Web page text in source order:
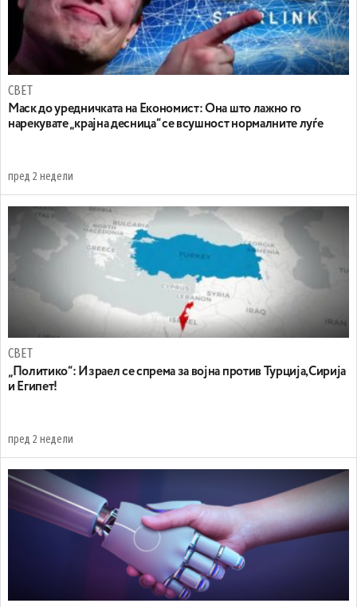
СВЕТ
Маск до уредничката на Економист: Она што лажно го
нарекувате „крајна десница“ се всушност нормалните луѓе
пред 2 недели
СВЕТ
„Политико“: Израел се спрема за војна против Турција,Сирија
и Египет!
пред 2 недели